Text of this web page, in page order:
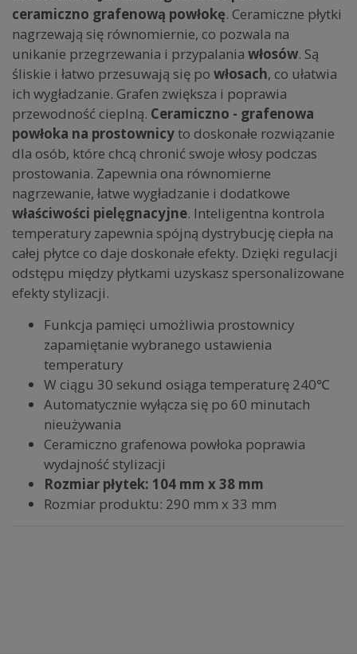
ceramiczno grafenową powłokę. Ceramiczne płytki
nagrzewają się równomiernie, co pozwala na
unikanie przegrzewania i przypalania włosów. Są
śliskie i łatwo przesuwają się po włosach, co ułatwia
ich wygładzanie. Grafen zwiększa i poprawia
przewodność cieplną. Ceramiczno - grafenowa
powłoka na prostownicyto doskonałe rozwiązanie
dla osób, które chcą chronić swoje włosy podczas
prostowania. Zapewnia ona równomierne
nagrzewanie, łatwe wygładzanie i dodatkowe
właściwości pielęgnacyjne. Inteligentna kontrola
temperatury zapewnia spójną dystrybucję ciepła na
całej płytce co daje doskonałe efekty. Dzięki regulacji
odstępu między płytkami uzyskasz spersonalizowane
efekty stylizacji.
Funkcja pamięci umożliwia prostownicy
zapamiętanie wybranego ustawienia
temperatury
W ciągu 30 sekund osiąga temperaturę 240℃
Automatycznie wyłącza się po 60 minutach
nieużywania
Ceramiczno grafenowa powłoka poprawia
wydajność stylizacji
Rozmiar płytek: 104 mm x 38 mm
Rozmiar produktu: 290 mm x 33 mm